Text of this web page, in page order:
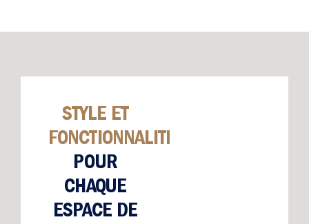
STYLE ET
FONCTIONNALITÉ
POUR
CHAQUE
ESPACE DE